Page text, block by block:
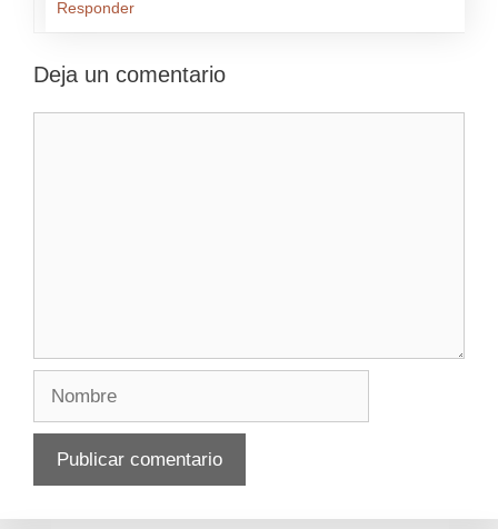
Responder
Deja un comentario